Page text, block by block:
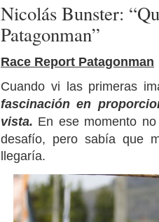
Nicolás Bunster:
Patagonman”
Race Report Patagonman
Cuando vi las primeras
fascinación en
vista. En ese momento
desafío, pero sabía que
llegaría.